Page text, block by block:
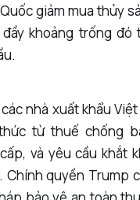
giảm mua thủy
khoảng trống đó
nhà xuất khẩu
từ thuế chống
và yêu cầu khắt
Chính quyền Trump